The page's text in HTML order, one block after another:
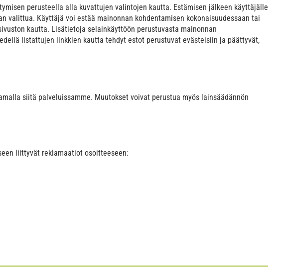
perusteella alla kuvattujen valintojen kautta. Estämisen jälkeen käyttäjälle
valittua. Käyttäjä voi estää mainonnan kohdentamisen kokonaisuudessaan tai
kautta. Lisätietoja selainkäyttöön perustuvasta mainonnan
listattujen linkkien kautta tehdyt estot perustuvat evästeisiin ja päättyvät,
siitä palveluissamme. Muutokset voivat perustua myös lainsäädännön
liittyvät reklamaatiot osoitteeseen: